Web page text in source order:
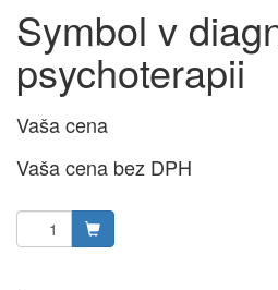
Symbol v
psychoterapii
Vaša cena
Vaša cena bez DPH